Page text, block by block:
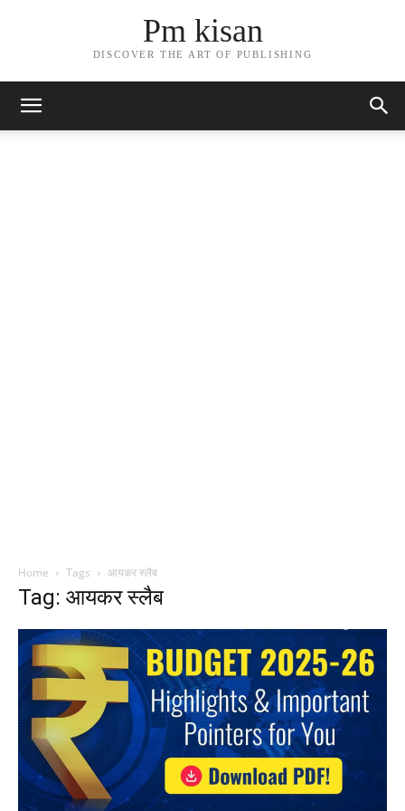
Pm kisan
DISCOVER THE ART OF PUBLISHING
Home Tags आयकर स्लैब
Tag: आयकर स्लैब